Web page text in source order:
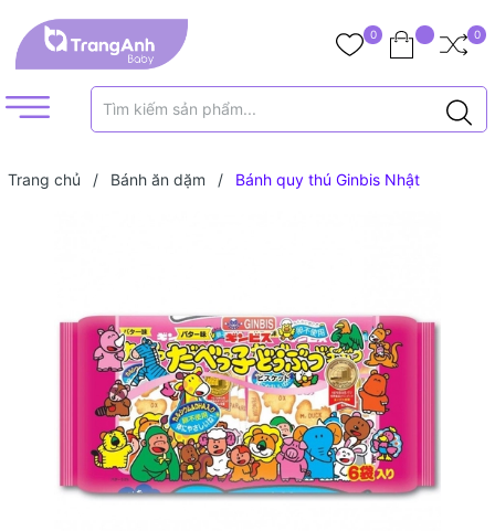
0 0
Trang chủ / Bánh ăn dặm / Bánh quy thú Ginbis Nhật